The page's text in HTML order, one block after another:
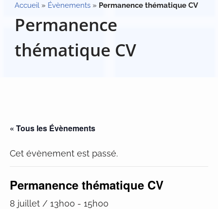
Accueil » Évènements » Permanence thématique CV
Permanence
thématique CV
« Tous les Évènements
Cet évènement est passé.
Permanence thématique CV
8 juillet / 13h00 - 15h00